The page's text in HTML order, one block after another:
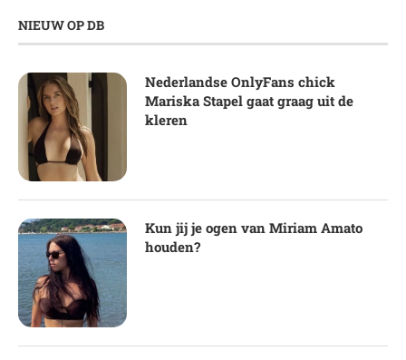
NIEUW OP DB
Nederlandse OnlyFans chick
Mariska Stapel gaat graag uit de
kleren
Kun jij je ogen van Miriam Amato
houden?